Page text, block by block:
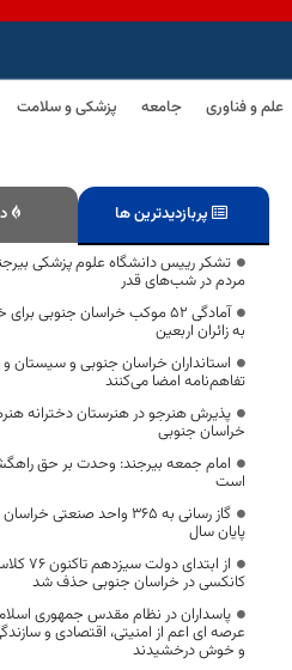
علم و فناوری جامعه پزشکی و سلامت
پربازدیدترین ها
تشکر رییس دانشگاه علوم پزشکی
مردم در شب‌های قدر
آمادگی ۵۲ موکب خراسان جنوبی
به زائران اربعین
استانداران خراسان‌ جنوبی و سیستان
تفاهم‌نامه امضا می‌کنند
پذیرش هنرجو در هنرستان دخترانه
خراسان جنوبی
امام جمعه بیرجند: وحدت بر حق
است
گاز رسانی به 365 واحد صنعتی
پایان سال
از ابتدای
کانکسی در خراسان جنوبی حذف شد
پاسداران در نظام مقدس جمهوری
عرصه ای اعم از امنیتی، اقتصادی و
و خوش درخشیدند